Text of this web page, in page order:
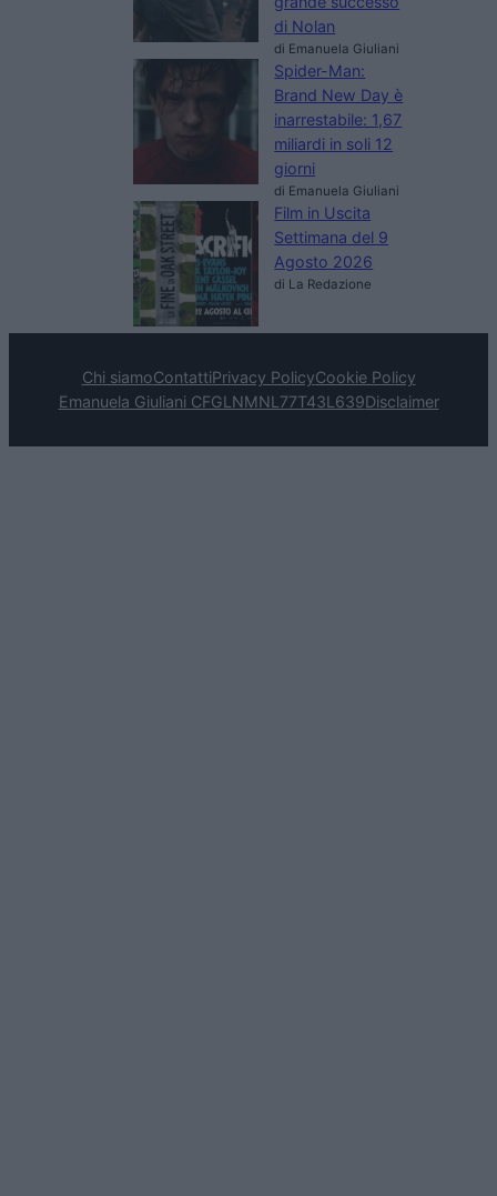
di Nolan
di Emanuela Giuliani
Spider-Man:
Brand New Day è
inarrestabile: 1,67
miliardi in soli 12
giorni
di Emanuela Giuliani
Film in Uscita
Settimana del 9
Agosto 2026
di La Redazione
Chi siamoContattiPrivacy PolicyCookie Policy
Emanuela Giuliani CFGLNMNL77T43L639Disclaimer